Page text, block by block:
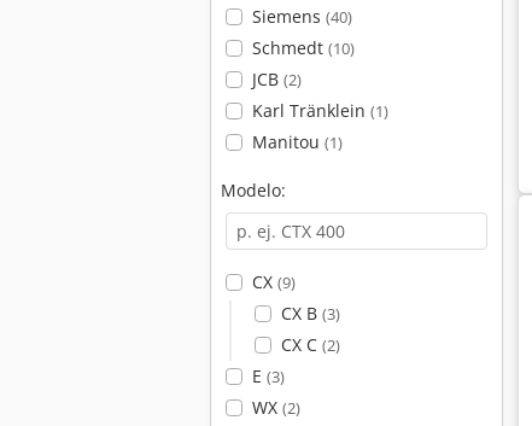
Siemens (40)
Schmedt (10)
JCB (2)
Karl Tränklein (1)
Manitou (1)
Modelo:
CX (9)
CX B (3)
CX C (2)
E (3)
WX (2)